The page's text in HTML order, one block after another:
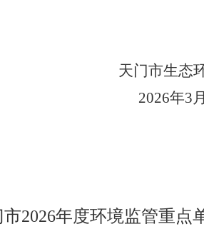
天门市生态
2026年
市2026年度环境监管重点